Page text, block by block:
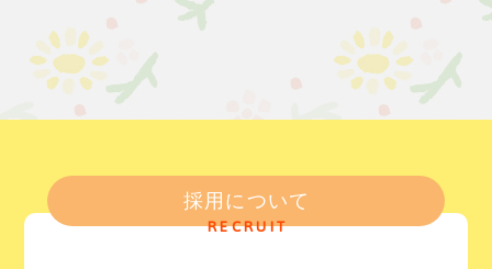
採用について
RECRUIT